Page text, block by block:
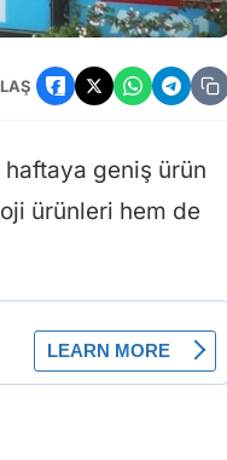
geniş ürün
ürünleri hem de